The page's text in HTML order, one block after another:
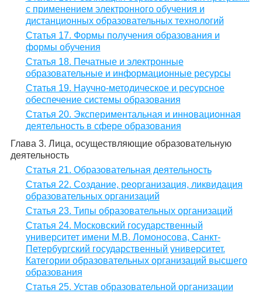
с применением электронного обучения и
дистанционных образовательных технологий
Статья 17. Формы получения образования и
формы обучения
Статья 18. Печатные и электронные
образовательные и информационные ресурсы
Статья 19. Научно-методическое и ресурсное
обеспечение системы образования
Статья 20. Экспериментальная и инновационная
деятельность в сфере образования
Глава 3. Лица, осуществляющие образовательную
деятельность
Статья 21. Образовательная деятельность
Статья 22. Создание, реорганизация, ликвидация
образовательных организаций
Статья 23. Типы образовательных организаций
Статья 24. Московский государственный
университет имени М.В. Ломоносова, Санкт-
Петербургский государственный университет.
Категории образовательных организаций высшего
образования
Статья 25. Устав образовательной организации